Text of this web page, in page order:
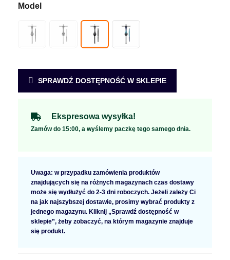
SPRAWDŹ DOSTĘPNOŚĆ W SKLEPIE
Ekspresowa wysyłka!
Zamów do 15:00, a wyślemy paczkę tego samego dnia.
Uwaga: w przypadku zamówienia produktów
znajdujących się na różnych magazynach czas dostawy
może się wydłużyć do 2-3 dni roboczych. Jeżeli zależy Ci
na jak najszybszej dostawie, prosimy wybrać produkty z
jednego magazynu. Kliknij „Sprawdź dostępność w
sklepie”, żeby zobaczyć, na którym magazynie znajduje
się produkt.